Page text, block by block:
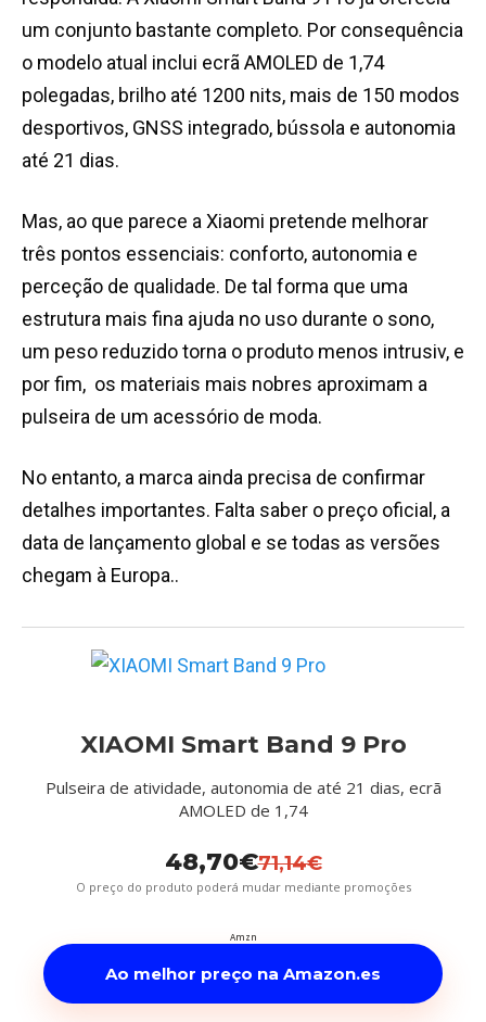
um conjunto bastante completo. Por consequência
o modelo atual inclui ecrã AMOLED de 1,74
polegadas, brilho até 1200 nits, mais de 150 modos
desportivos, GNSS integrado, bússola e autonomia
até 21 dias.
Mas, ao que parece a Xiaomi pretende melhorar
três pontos essenciais: conforto, autonomia e
perceção de qualidade. De tal forma que uma
estrutura mais fina ajuda no uso durante o sono,
um peso reduzido torna o produto menos intrusiv, e
por fim, os materiais mais nobres aproximam a
pulseira de um acessório de moda.
No entanto, a marca ainda precisa de confirmar
detalhes importantes. Falta saber o preço oficial, a
data de lançamento global e se todas as versões
chegam à Europa..
XIAOMI Smart Band 9 Pro
Pulseira de atividade, autonomia de até 21 dias, ecrã
AMOLED de 1,74
48,70€71,14€
O preço do produto poderá mudar mediante promoções
Amzn
Ao melhor preço na Amazon.es